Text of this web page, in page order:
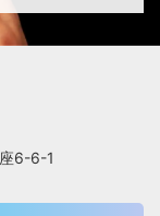
6-6-1